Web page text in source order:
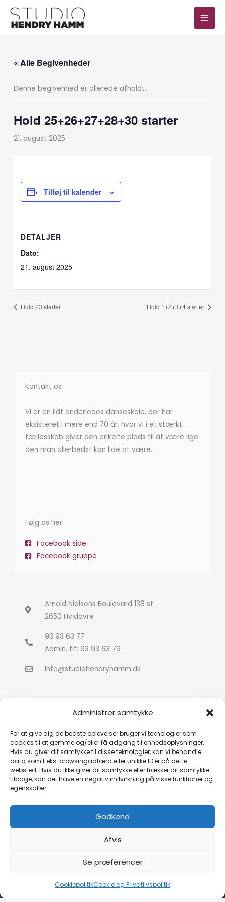
Administrer samtykke
For at give dig de bedste oplevelser bruger vi teknologier som
cookies til at gemme og/eller få adgang til enhedsoplysninger.
Hvis du giver dit samtykke til disse teknologier, kan vi behandle
data som f.eks. browsingadfærd eller unikke ID'er på dette
websted. Hvis du ikke giver dit samtykke eller trækker dit samtykke
tilbage, kan det have en negativ indvirkning på visse funktioner og
egenskaber.
Godkend
Afvis
Se præferencer
CookiepolitikCookie og Privatlivspolitik
indholdet
« Alle Begivenheder
Denne begivenhed er allerede afholdt.
Hold 25+26+27+28+30 starter
21. august 2025
Tilføj til kalender
DETALJER
Dato:
21. august 2025
Hold 23 starter Hold 1+2+3+4 starter
Kontakt os
Vi er en lidt anderledes danseskole, der har
eksisteret i mere end 70 år, hvor vi i et stærkt
fællesskab giver den enkelte plads til at være lige
den man allerbedst kan lide at være.
Følg os her
Facebook side
Facebook gruppe
Arnold Nielsens Boulevard 138 st
2650 Hvidovre
93 93 63 77
Admin. tlf: 93 93 63 79
Info@studiohendryhamm.dk
Klik for at acceptere markedsføring
cookies og aktivere dette indhold
Copyright © 2026 Studio Hendry Hamm